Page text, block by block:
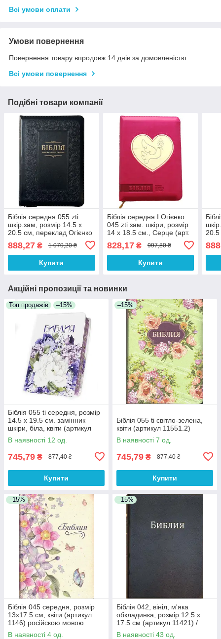
Всі умови оплати
Умови повернення
Повернення товару впродовж 14 днів за домовленістю
Всі умови повернення
Подібні товари компанії
Біблія середня 055 zti
шкір.зам, розмір 14.5 х
20.5 см, переклад Огієнко
888,27 ₴ 1 070,20 ₴
Купити
Біблія середня І.Огієнко
045 zti зам. шкіри, розмір
14 х 18.5 см., Серце (арт.
828,17₴ 997,80 ₴
Купити
20.5
Акційні пропозиції та новинки
Топ продажів –15%
Біблія 055 ti середня, розмір
14.5 х 19.5 см. замінник
шкіри, біла, квіти (артикул
11551.1) російською мовою
В наявності 12 од.
745,79 ₴ 877,40 ₴
Купити
–15%
Біблія 055 ti світло-зелена,
квіти (артикул 11551.2)
В наявності 7 од.
745,79 ₴ 877,40 ₴
Купити
–15%
Біблія 045 середня, розмір
13х17.5 см, квіти (артикул
1146) російскою мовою
В наявності 4 од.
–15%
Біблія 042, вініл, м'яка
обкладинка, розмір 12.5 х
17.5 см (артикул 11421) /
рос.мовою
В наявності 43 од.